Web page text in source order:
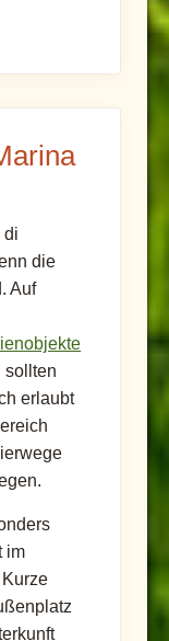
di
die
Auf
sollten
erlaubt
im